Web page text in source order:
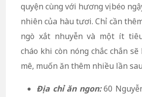
quyện cùng với hương vị béo
nhiên của hàu tươi. Chỉ cần
ngò xắt nhuyễn và một ít
cháo khi còn nóng chắc chắn
mê, muốn ăn thêm nhiều lần
Địa chỉ ăn ngon:60